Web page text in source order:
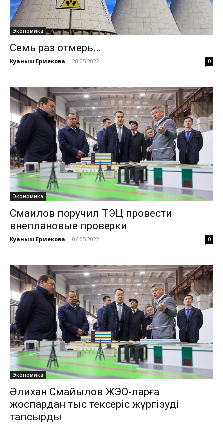
Экономика
Семь раз отмерь…
Куаныш Ермекова - 20.05.2022 0
Экономика
Смаилов поручил ТЭЦ провести
внеплановые проверки
Куаныш Ермекова - 06.05.2022 0
Экономика
Әлихан Смайылов ЖЭО-ларға
жоспардан тыс тексеріс жүргізуді
тапсырды